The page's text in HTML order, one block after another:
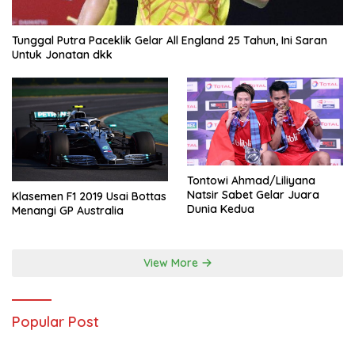
Tunggal Putra Paceklik Gelar All England 25 Tahun, Ini Saran
Untuk Jonatan dkk
Klasemen F1 2019 Usai Bottas
Menangi GP Australia
Tontowi Ahmad/Liliyana
Natsir Sabet Gelar Juara
Dunia Kedua
View More
Popular Post